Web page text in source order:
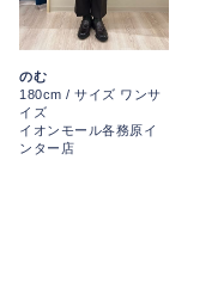
のむ
180cm / サイズ ワンサ
イズ
イオンモール各務原イ
ンター店